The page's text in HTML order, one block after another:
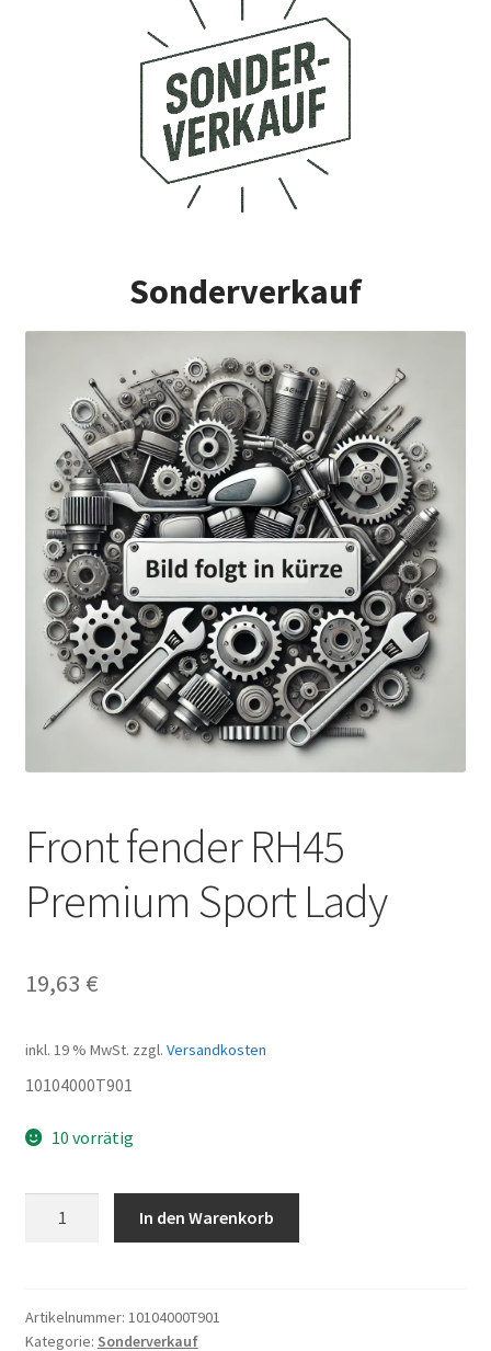
Sonderverkauf
Front fender RH45
Premium Sport Lady
19,63 €
inkl. 19 % MwSt. zzgl. Versandkosten
10104000T901
10 vorrätig
Sport
Lady
In den Warenkorb
Artikelnummer: 10104000T901
Kategorie: Sonderverkauf